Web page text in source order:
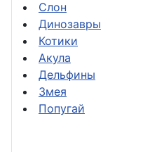
Слон
Динозавры
Котики
Акула
Дельфины
Змея
Попугай